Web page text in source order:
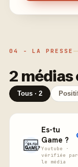
04 - LA PRESSE
2
Tous · 2
Es-tu
Game ?
Youtube ·
vérifiée par
le média